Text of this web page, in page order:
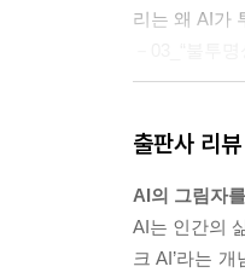
리는 왜 AI가
며, 기본적으
행위의 주체
－06_“범죄
출판사 리뷰
AI의 그림자
AI는 인간의
크 AI’라는